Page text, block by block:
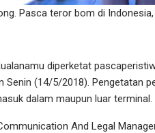
Pasca teror bom di
diperketat
Senin (14/5/2018). Pengetatan
dalam maupun luar terminal.
And Legal